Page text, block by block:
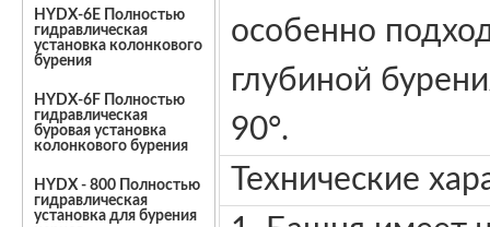
HYDX-6E Полностью
гидравлическая
установка колонкового
бурения
HYDX-6F Полностью
гидравлическая
буровая установка
колонкового бурения
HYDX - 800 Полностью
гидравлическая
установка для бурения
особенно
глубиной
90°.
Технические